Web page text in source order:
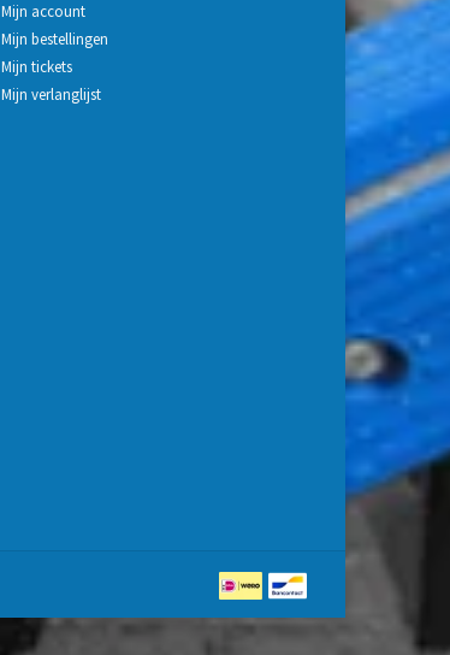
Mijn account
Mijn bestellingen
Mijn tickets
Mijn verlanglijst